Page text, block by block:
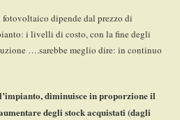
dipende dal prezzo di
i livelli di costo, con la fine degli
….sarebbe meglio dire: in continuo
diminuisce in proporzione il
degli stock acquistati (dagli